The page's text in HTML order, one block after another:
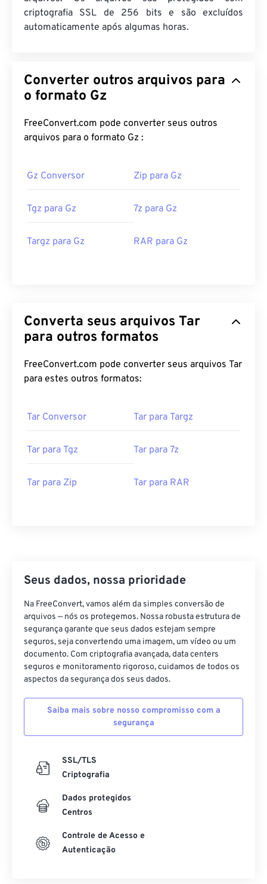
criptografia SSL de 256 bits e são excluídos
automaticamente após algumas horas.
Converter outros arquivos para
o formato Gz
FreeConvert.com pode converter seus outros
arquivos para o formato Gz :
Gz Conversor Zip para Gz
Tgz para Gz 7z para Gz
Targz para Gz RAR para Gz
Converta seus arquivos Tar
para outros formatos
FreeConvert.com pode converter seus arquivos Tar
para estes outros formatos:
Tar Conversor Tar para Targz
Tar para Tgz Tar para 7z
Tar para Zip Tar para RAR
Seus dados, nossa prioridade
Na FreeConvert, vamos além da simples conversão de
arquivos — nós os protegemos. Nossa robusta estrutura de
segurança garante que seus dados estejam sempre
seguros, seja convertendo uma imagem, um vídeo ou um
documento. Com criptografia avançada, data centers
seguros e monitoramento rigoroso, cuidamos de todos os
aspectos da segurança dos seus dados.
Saiba mais sobre nosso compromisso com a
segurança
SSL/TLS
Criptografia
Dados protegidos
Centros
Controle de Acesso e
Autenticação